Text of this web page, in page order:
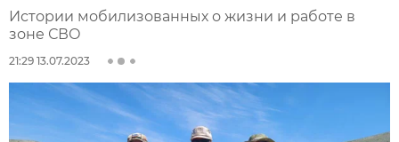
Истории мобилизованных о жизни и работе в
зоне СВО
21:29 13.07.2023